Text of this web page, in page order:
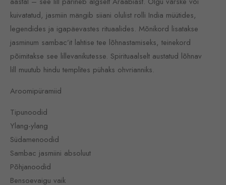
kuivatatud, jasmiin mängib siiani olulist rolli India müütides,
legendides ja igapäevastes rituaalides. Mõnikord lisatakse
jasminum sambac’it lahtise tee lõhnastamiseks, teinekord
põimitakse see lillevanikutesse. Spirituaalselt austatud lõhnav
lill muutub hindu templites pühaks ohvrianniks.
Aroomipüramiid
Tipunoodid
Ylang-ylang
Südamenoodid
Sambac jasmiini absoluut
Põhjanoodid
Bensoevaigu vaik